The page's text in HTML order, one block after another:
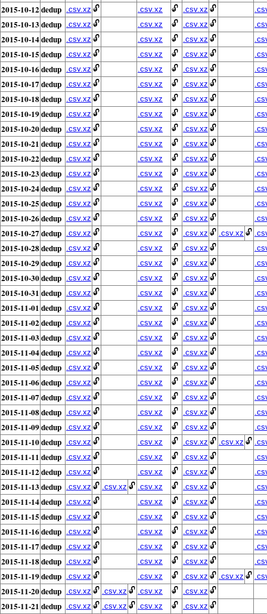
2015-10-12dedup .csv.xz 🔓 .csv.xz 🔓 .csv.xz 🔓
2015-10-13dedup .csv.xz 🔓 .csv.xz 🔓 .csv.xz 🔓
2015-10-14dedup .csv.xz 🔓 .csv.xz 🔓 .csv.xz 🔓
2015-10-15 dedup .csv.xz 🔓 .csv.xz 🔓 .csv.xz 🔓
2015-10-16dedup .csv.xz 🔓 .csv.xz 🔓 .csv.xz 🔓
2015-10-17dedup .csv.xz 🔓 .csv.xz 🔓 .csv.xz 🔓
2015-10-18dedup .csv.xz 🔓 .csv.xz 🔓 .csv.xz 🔓
2015-10-19dedup .csv.xz 🔓 .csv.xz 🔓 .csv.xz 🔓
2015-10-20dedup .csv.xz 🔓 .csv.xz 🔓 .csv.xz 🔓
2015-10-21 dedup .csv.xz 🔓 .csv.xz 🔓 .csv.xz 🔓
2015-10-22dedup .csv.xz 🔓 .csv.xz 🔓 .csv.xz 🔓
2015-10-23dedup .csv.xz 🔓 .csv.xz 🔓 .csv.xz 🔓
2015-10-24dedup .csv.xz 🔓 .csv.xz 🔓 .csv.xz 🔓
2015-10-25 dedup .csv.xz 🔓 .csv.xz 🔓 .csv.xz 🔓
2015-10-26dedup .csv.xz 🔓 .csv.xz 🔓 .csv.xz 🔓
2015-10-27dedup .csv.xz 🔓 .csv.xz 🔓 .csv.xz 🔓 .csv.xz 🔓
2015-10-28dedup .csv.xz 🔓 .csv.xz 🔓 .csv.xz 🔓
2015-10-29dedup .csv.xz 🔓 .csv.xz 🔓 .csv.xz 🔓
2015-10-30dedup .csv.xz 🔓 .csv.xz 🔓 .csv.xz 🔓
2015-10-31 dedup .csv.xz 🔓 .csv.xz 🔓 .csv.xz 🔓
2015-11-01 dedup .csv.xz 🔓 .csv.xz 🔓 .csv.xz 🔓
2015-11-02dedup .csv.xz 🔓 .csv.xz 🔓 .csv.xz 🔓
2015-11-03dedup .csv.xz 🔓 .csv.xz 🔓 .csv.xz 🔓
2015-11-04dedup .csv.xz 🔓 .csv.xz 🔓 .csv.xz 🔓
2015-11-05 dedup .csv.xz 🔓 .csv.xz 🔓 .csv.xz 🔓
2015-11-06dedup .csv.xz 🔓 .csv.xz 🔓 .csv.xz 🔓
2015-11-07dedup .csv.xz 🔓 .csv.xz 🔓 .csv.xz 🔓
2015-11-08dedup .csv.xz 🔓 .csv.xz 🔓 .csv.xz 🔓
2015-11-09dedup .csv.xz 🔓 .csv.xz 🔓 .csv.xz 🔓
2015-11-10dedup .csv.xz 🔓 .csv.xz 🔓 .csv.xz 🔓 .csv.xz 🔓
2015-11-11 dedup .csv.xz 🔓 .csv.xz 🔓 .csv.xz 🔓
2015-11-12dedup .csv.xz 🔓 .csv.xz 🔓 .csv.xz 🔓
2015-11-13dedup .csv.xz 🔓 .csv.xz 🔓 .csv.xz 🔓 .csv.xz 🔓
2015-11-14dedup .csv.xz 🔓 .csv.xz 🔓 .csv.xz 🔓
2015-11-15 dedup .csv.xz 🔓 .csv.xz 🔓 .csv.xz 🔓
2015-11-16dedup .csv.xz 🔓 .csv.xz 🔓 .csv.xz 🔓
2015-11-17dedup .csv.xz 🔓 .csv.xz 🔓 .csv.xz 🔓
2015-11-18dedup .csv.xz 🔓 .csv.xz 🔓 .csv.xz 🔓
2015-11-19dedup .csv.xz 🔓 .csv.xz 🔓 .csv.xz 🔓 .csv.xz 🔓
2015-11-20dedup .csv.xz 🔓 .csv.xz 🔓 .csv.xz 🔓 .csv.xz 🔓
2015-11-21 dedup .csv.xz 🔓 .csv.xz 🔓 .csv.xz 🔓 .csv.xz 🔓